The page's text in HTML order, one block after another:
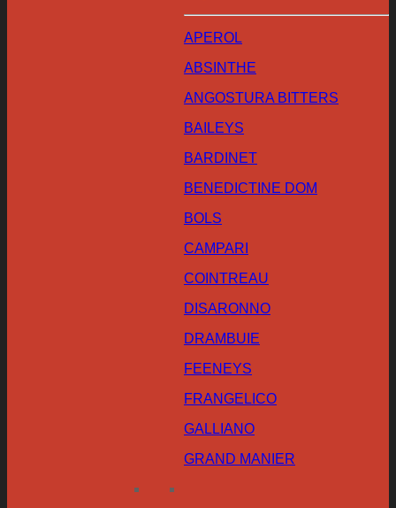
APEROL
ABSINTHE
ANGOSTURA BITTERS
BAILEYS
BARDINET
BENEDICTINE DOM
BOLS
CAMPARI
COINTREAU
DISARONNO
DRAMBUIE
FEENEYS
FRANGELICO
GALLIANO
GRAND MANIER